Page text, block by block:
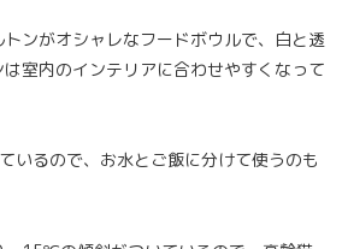
ンがオシャレなフードボウルで、白と透
室内のインテリアに合わせやすくなって
いるので、お水とご飯に分けて使うのも